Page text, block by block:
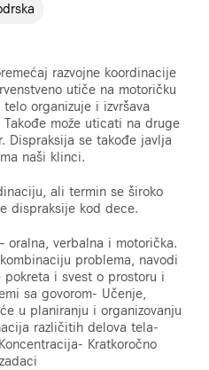
razvojne koordinacije
utiče na motoričku
organizuje i izvršava
Takođe može uticati na druge
Dispraksija se takođe javlja
naši klinci.
ali termin se široko
dispraksije kod dece.
oralna, verbalna i motorička.
problema, navodi
i svest o prostoru i
sa govorom- Učenje,
u planiranju i organizovanju
različitih delova tela-
Kratkoročno